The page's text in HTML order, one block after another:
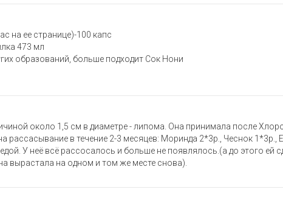
на ее странице)-100 капс
473 мл
образований, больше подходит Сок Нони
около 1,5 см в диаметре - липома. Она принимала после
рассасывание в течение 2-3 месяцев: Моринда 2*3р., Чеснок 1*3р.,
У неё всё рассосалось и больше не появлялось.(а до этого ей
вырастала на одном и том же месте снова).